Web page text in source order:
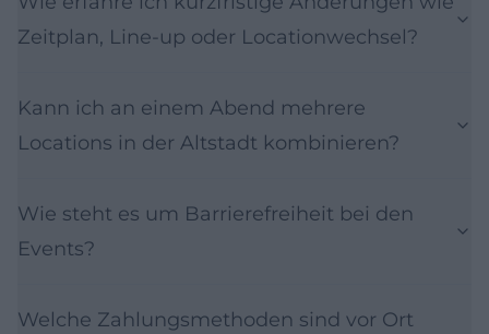
Zeitplan, Line-up oder Locationwechsel?
Kann ich an einem Abend mehrere
Locations in der Altstadt kombinieren?
Wie steht es um Barrierefreiheit bei den
Events?
Welche Zahlungsmethoden sind vor Ort